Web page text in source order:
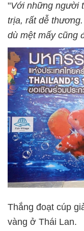
"Với những người
trịa, rất dễ
dù mệt mấy cũng
Thắng đoạt cúp
vàng ở Thái Lan.